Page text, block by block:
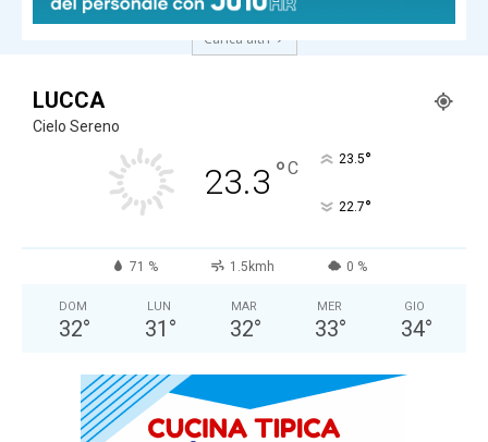
Carica altri
LUCCA
Cielo Sereno
23.3 °C 23.5°
22.7°
71 % 1.5kmh 0 %
DOM
32°
LUN
31 °
MAR
32°
MER
33°
GIO
34°